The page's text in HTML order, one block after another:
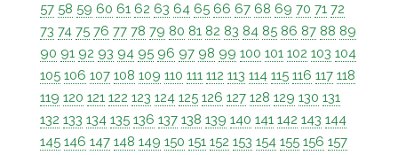
57 58 59 60 61 62 63 64 65 66 67 68 69 70 71 72
73 74 75 76 77 78 79 80 81 82 83 84 85 86 87 88 89
90 91 92 93 94 95 96 97 98 99 100 101 102 103 104
105 106 107 108 109 110 111 112 113 114 115 116 117 118
119 120 121 122 123 124 125 126 127 128 129 130 131
132 133 134 135 136 137 138 139 140 141 142 143 144
145 146 147 148 149 150 151 152 153 154 155 156 157